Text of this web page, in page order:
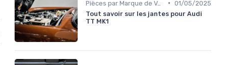
Pièces par Marque de Voiture • 01/05/2025
Tout savoir sur les jantes pour Audi
TT MK1